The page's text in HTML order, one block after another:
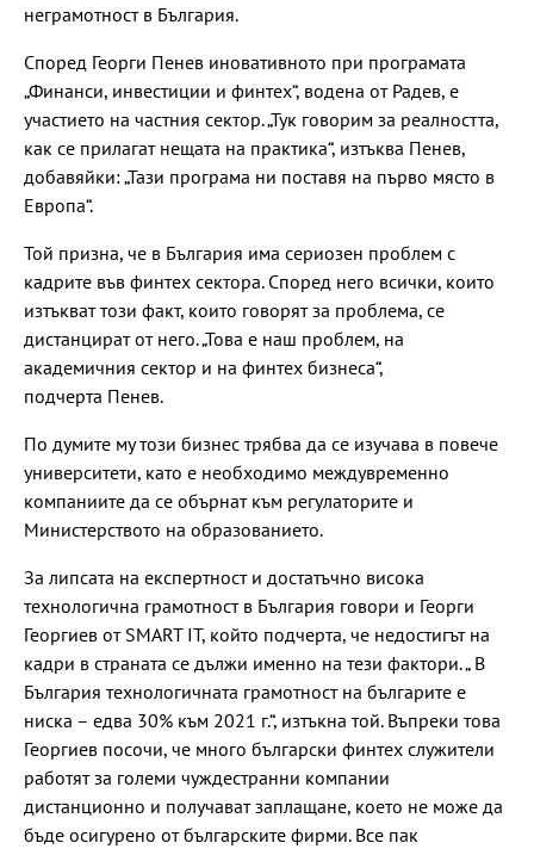
неграмотност в България.
Според Георги Пенев иновативното при програмата
„Финанси, инвестиции и финтех“, водена от Радев, е
участието на частния сектор. „Тук говорим за реалността,
как се прилагат нещата на практика“, изтъква Пенев,
добавяйки: „Тази програма ни поставя на първо място в
Европа“.
Той призна, че в България има сериозен проблем с
кадрите във финтех сектора. Според него всички, които
изтъкват този факт, които говорят за проблема, се
дистанцират от него. „Това е наш проблем, на
академичния сектор и на финтех бизнеса“,
подчерта Пенев.
По думите му този бизнес трябва да се изучава в повече
университети, като е необходимо междувременно
компаниите да се обърнат към регулаторите и
Министерството на образованието.
За липсата на експертност и достатъчно висока
технологична грамотност в България говори и Георги
Георгиев от SMART IT, който подчерта, че недостигът на
кадри в страната се дължи именно на тези фактори. „ В
България технологичната грамотност на българите е
ниска – едва 30% към 2021 г.“, изтъкна той. Въпреки това
Георгиев посочи, че много български финтех служители
работят за големи чуждестранни компании
дистанционно и получават заплащане, което не може да
бъде осигурено от българските фирми. Все пак